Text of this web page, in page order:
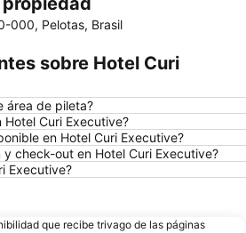
000, Pelotas, Brasil
sobre Hotel Curi
área de pileta?
Curi Executive?
en Hotel Curi Executive?
check-out en Hotel Curi Executive?
Executive?
que recibe trivago de las páginas